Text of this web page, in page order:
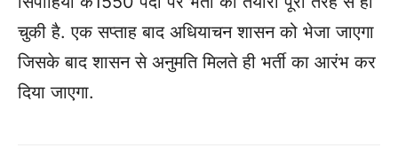
चुकी है. एक सप्ताह बाद अधियाचन शासन को भेजा जाएगा
जिसके बाद शासन से अनुमति मिलते ही भर्ती का आरंभ कर
दिया जाएगा.